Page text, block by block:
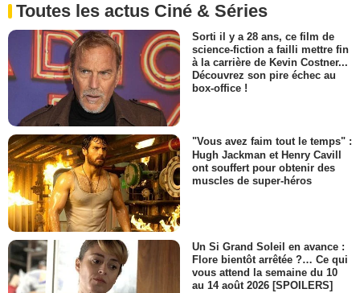
Toutes les actus Ciné & Séries
Sorti il y a 28 ans, ce film de
science-fiction a failli mettre fin
à la carrière de Kevin Costner...
Découvrez son pire échec au
box-office !
"Vous avez faim tout le temps" :
Hugh Jackman et Henry Cavill
ont souffert pour obtenir des
muscles de super-héros
Un Si Grand Soleil en avance :
Flore bientôt arrêtée ?… Ce qui
vous attend la semaine du 10
au 14 août 2026 [SPOILERS]